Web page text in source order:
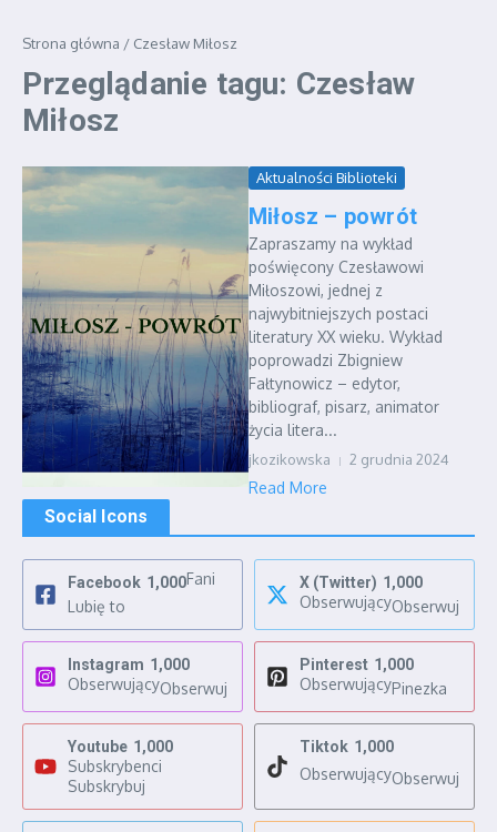
Strona główna / Czesław Miłosz
Przeglądanie tagu: Czesław
Miłosz
Aktualności Biblioteki
Miłosz – powrót
Zapraszamy na wykład
poświęcony Czesławowi
Miłoszowi, jednej z
najwybitniejszych postaci
literatury XX wieku. Wykład
poprowadzi Zbigniew
Fałtynowicz – edytor,
bibliograf, pisarz, animator
życia litera...
jkozikowska 2 grudnia 2024
Read More
Social Icons
Facebook 1,000Fani
Lubię to
X (Twitter) 1,000
ObserwującyObserwuj
Instagram 1,000
ObserwującyObserwuj
Pinterest 1,000
ObserwującyPinezka
Youtube 1,000
Subskrybenci
Subskrybuj
Tiktok 1,000
ObserwującyObserwuj